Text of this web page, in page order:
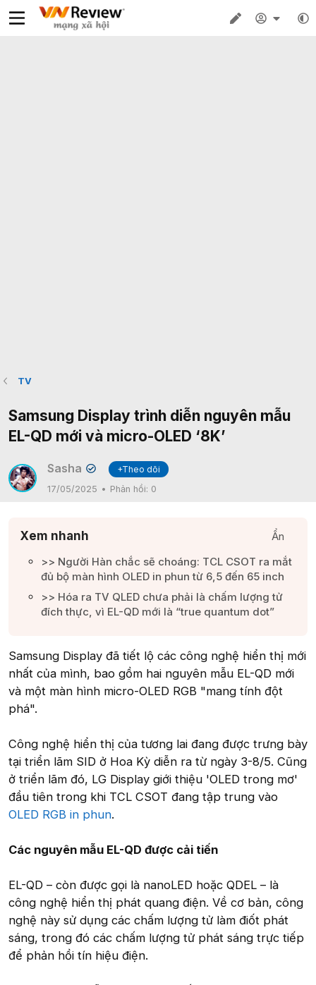
TV
Samsung Display trình diễn nguyên mẫu
EL-QD mới và micro-OLED ‘8K’
Sasha ✔
+Theo dõi
17/05/2025
Phản hồi: 0
Xem nhanh
Ẩn
>> Người Hàn chắc sẽ choáng: TCL CSOT ra mắt
đủ bộ màn hình OLED in phun từ 6,5 đến 65 inch​
>> Hóa ra TV QLED chưa phải là chấm lượng tử
đích thực, vì EL-QD mới là “true quantum dot”​
Samsung Display đã tiết lộ các công nghệ hiển thị mới
nhất của mình, bao gồm hai nguyên mẫu EL-QD mới
và một màn hình micro-OLED RGB "mang tính đột
phá".
Công nghệ hiển thị của tương lai đang được trưng bày
tại triển lãm SID ở Hoa Kỳ diễn ra từ ngày 3-8/5. Cũng
ở triển lãm đó, LG Display giới thiệu 'OLED trong mơ'
đầu tiên trong khi TCL CSOT đang tập trung vào
OLED RGB in phun.
Các nguyên mẫu EL-QD được cải tiến
EL-QD – còn được gọi là nanoLED hoặc QDEL – là
công nghệ hiển thị phát quang điện. Về cơ bản, công
nghệ này sử dụng các chấm lượng tử làm điốt phát
sáng, trong đó các chấm lượng tử phát sáng trực tiếp
để phản hồi tín hiệu điện.